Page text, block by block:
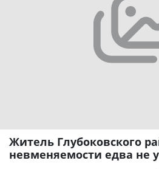
Житель Глубоковского
невменяемости едва не